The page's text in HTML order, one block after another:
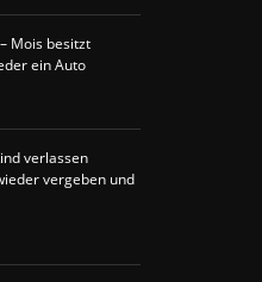
Mois besitzt
ein Auto
verlassen
vergeben und